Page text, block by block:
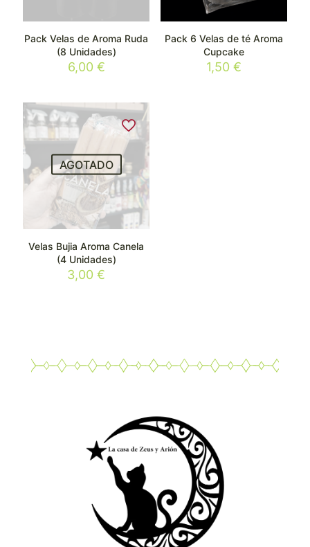
Pack Velas de Aroma Ruda
(8 Unidades)
6,00 €
Pack 6 Velas de té Aroma
Cupcake
1,50 €
AGOTADO
Velas Bujia Aroma Canela
(4 Unidades)
3,00€